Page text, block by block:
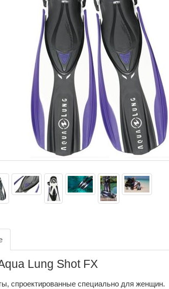
Lung Shot FX
спроектированные специально для женщин.